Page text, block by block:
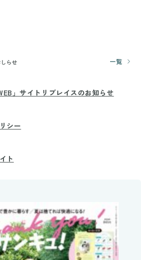
しらせ
一覧
」サイトリプレイスのお知らせ
シー
ト